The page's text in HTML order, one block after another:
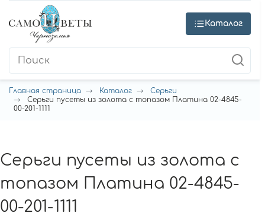
Каталог
Главная страница Каталог
Серьги
Серьги пусеты из золота с топазом Платина 02-4845-
00-201-1111
Серьги пусеты из золота с
топазом Платина 02-4845-
00-201-1111